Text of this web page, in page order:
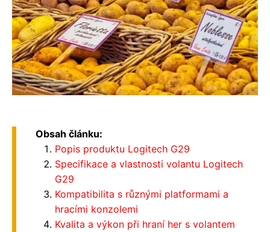
Obsah článku:
Popis produktu Logitech G29
Specifikace a vlastnosti volantu Logitech
G29
Kompatibilita s různými platformami a
hracími konzolemi
Kvalita a výkon při hraní her s volantem